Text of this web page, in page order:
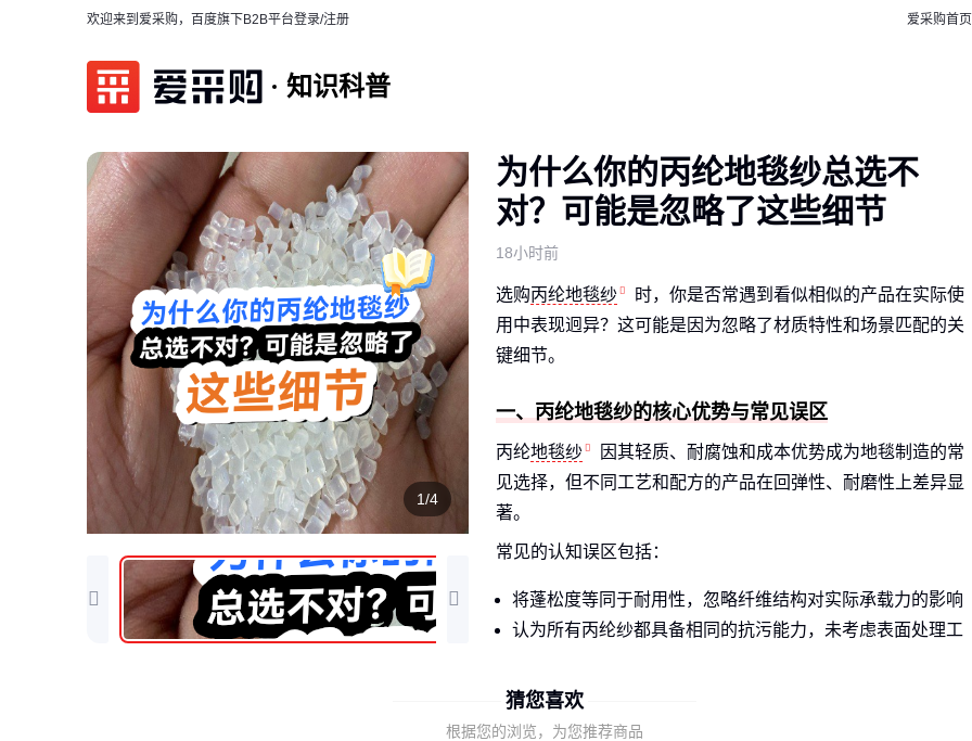
欢迎来到爱采购，百度旗下B2B平台登录/注册 爱采购首页
知识科普
1/4
为什么你的丙纶地毯纱总选不
对？可能是忽略了这些细节
18小时前
选购丙纶地毯纱
时，你是否常遇到看似相似的产品在实际使
用中表现迥异？这可能是因为忽略了材质特性和场景匹配的关
键细节。
一、丙纶地毯纱的核心优势与常见误区
丙纶地毯纱
因其轻质、耐腐蚀和成本优势成为地毯制造的常
见选择，但不同工艺和配方的产品在回弹性、耐磨性上差异显
著。
常见的认知误区包括：
将蓬松度等同于耐用性，忽略纤维结构对实际承载力的影响
认为所有丙纶纱都具备相同的抗污能力，未考虑表面处理工
仅凭颜色和外观判断品质，忽视捻度和条干均匀度等基础参
数
猜您喜欢
根据您的浏览，为您推荐商品